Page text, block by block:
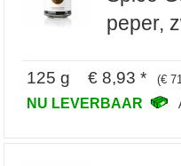
peper,
125 g € 8,93 * (€
NU LEVERBAAR